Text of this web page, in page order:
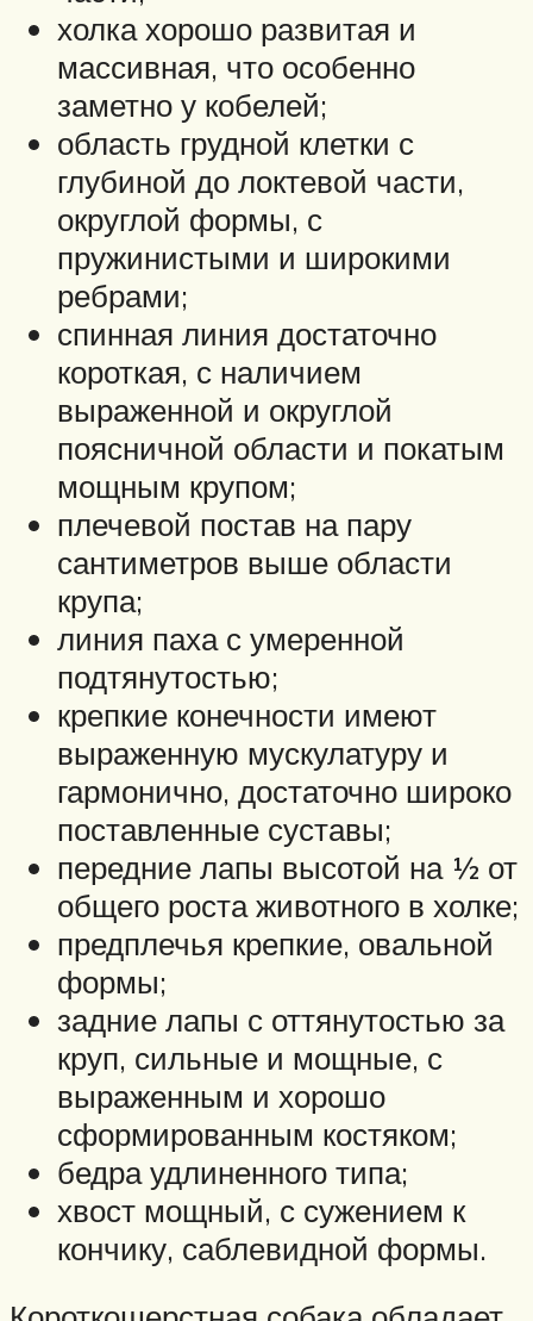
холка хорошо развитая и
массивная, что особенно
заметно у кобелей;
область грудной клетки с
глубиной до локтевой части,
округлой формы, с
пружинистыми и широкими
ребрами;
спинная линия достаточно
короткая, с наличием
выраженной и округлой
поясничной области и покатым
мощным крупом;
плечевой постав на пару
сантиметров выше области
крупа;
линия паха с умеренной
подтянутостью;
крепкие конечности имеют
выраженную мускулатуру и
гармонично, достаточно широко
поставленные суставы;
передние лапы высотой на ½ от
общего роста животного в холке;
предплечья крепкие, овальной
формы;
задние лапы с оттянутостью за
круп, сильные и мощные, с
выраженным и хорошо
сформированным костяком;
бедра удлиненного типа;
хвост мощный, с сужением к
кончику, саблевидной формы.